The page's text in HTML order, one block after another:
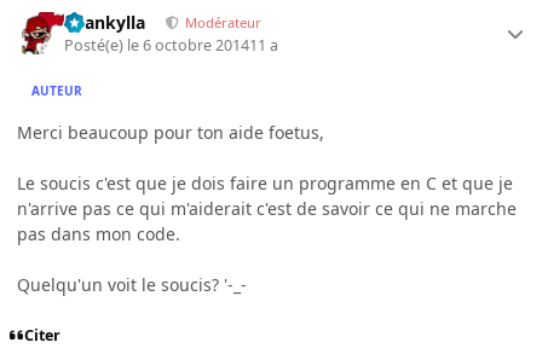
beankylla Modérateur
Posté(e) le 6 octobre 201411 a
AUTEUR
Merci beaucoup pour ton aide foetus,
Le soucis c'est que je dois faire un programme en C et que je
n'arrive pas ce qui m'aiderait c'est de savoir ce qui ne marche
pas dans mon code.
Quelqu'un voit le soucis? '-_-
Citer